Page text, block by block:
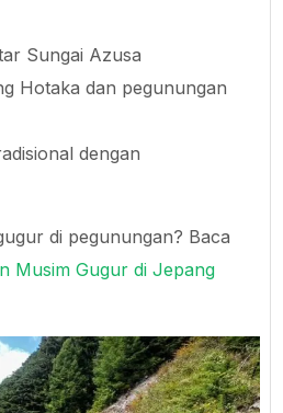
Sungai Azusa
Hotaka dan pegunungan
dengan
di pegunungan? Baca
Musim Gugur di Jepang